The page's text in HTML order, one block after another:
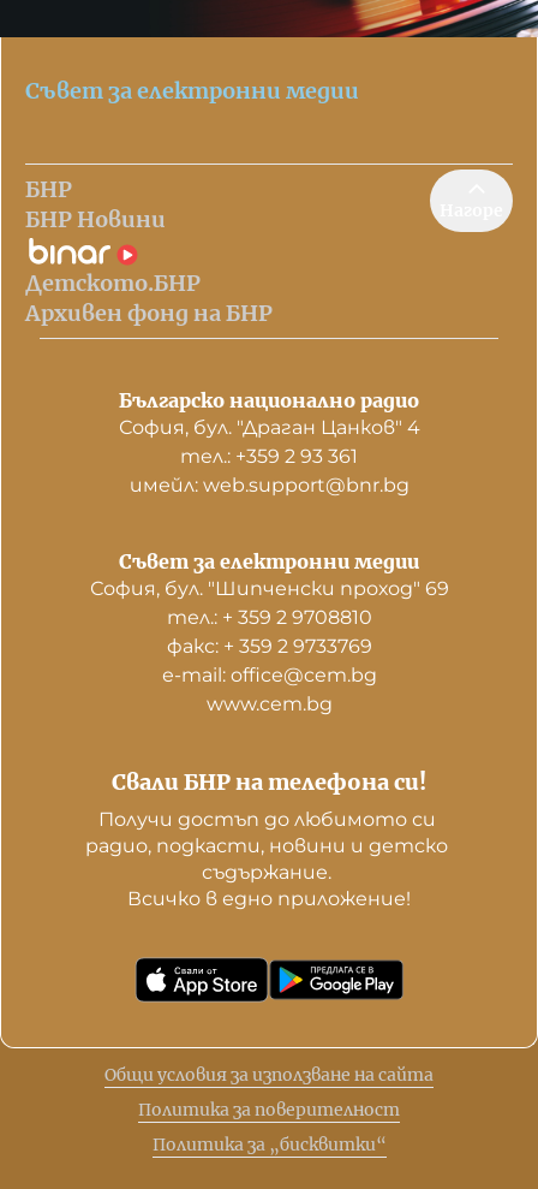
Съвет за електронни медии
БНР
БНР Новини
Детското.БНР
Архивен фонд на БНР
Българско национално радио
София, бул. "Драган Цанков" 4
тел.: +359 2 93 361
имейл: web.support@bnr.bg
Свали БНР на телефона си!
Получи достъп до любимото си
радио, подкасти, новини и детско
съдържание.
Всичко в едно приложение!
Съвет за електронни медии
София, бул. "Шипченски проход" 69
тел.: + 359 2 9708810
факс: + 359 2 9733769
е-mail: office@cem.bg
www.cem.bg
Общи условия за използване на сайта
Политика за поверителност
Политика за „бисквитки“